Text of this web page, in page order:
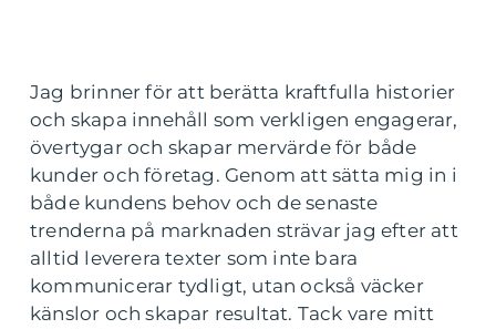
Jag brinner för att berätta kraftfulla historier
och skapa innehåll som verkligen engagerar,
övertygar och skapar mervärde för både
kunder och företag. Genom att sätta mig in i
både kundens behov och de senaste
trenderna på marknaden strävar jag efter att
alltid leverera texter som inte bara
kommunicerar tydligt, utan också väcker
känslor och skapar resultat. Tack vare mitt